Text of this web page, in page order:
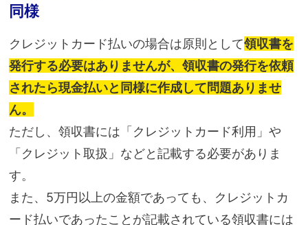
同様
クレジットカード払いの場合は原則として領収書を
発行する必要はありませんが、領収書の発行を依頼
されたら現金払いと同様に作成して問題ありませ
ん。
ただし、領収書には「クレジットカード利用」や
「クレジット取扱」などと記載する必要がありま
す。
また、5万円以上の金額であっても、クレジットカ
ード払いであったことが記載されている領収書には